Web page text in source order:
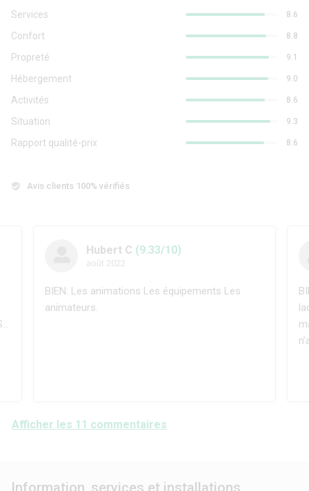
Services 8.6
Confort 8.8
Propreté 9.1
Hébergement 9.0
Activités 8.6
Situation 9.3
Rapport qualité-prix 8.6
Avis clients 100% vérifiés
Hubert C (9.33/10)
août 2022
BIEN: Les animations Les équipements Les
animateurs.
Afficher les 11 commentaires